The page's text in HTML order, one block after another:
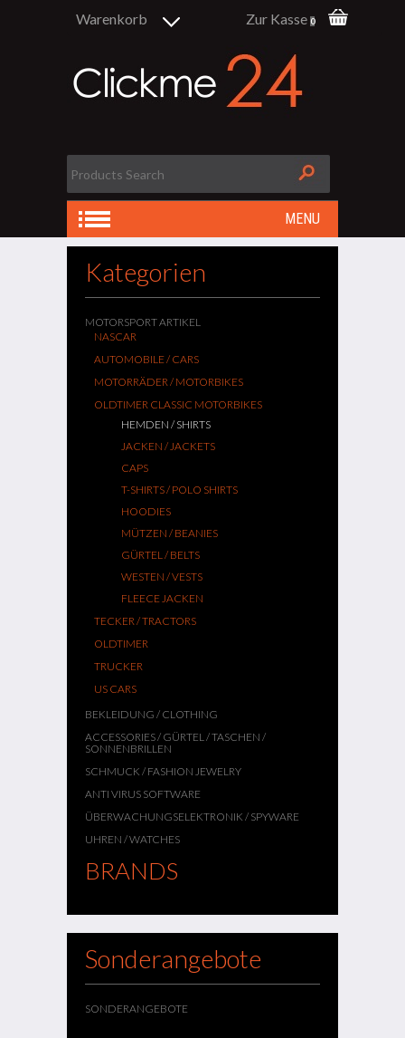
Warenkorb Zur Kasse 0
MENU
Kategorien
MOTORSPORT ARTIKEL
NASCAR
AUTOMOBILE / CARS
MOTORRÄDER / MOTORBIKES
OLDTIMER CLASSIC MOTORBIKES
HEMDEN / SHIRTS
JACKEN / JACKETS
CAPS
T-SHIRTS / POLO SHIRTS
HOODIES
MÜTZEN / BEANIES
GÜRTEL / BELTS
WESTEN / VESTS
FLEECE JACKEN
TECKER / TRACTORS
OLDTIMER
TRUCKER
US CARS
BEKLEIDUNG / CLOTHING
ACCESSORIES / GÜRTEL / TASCHEN /
SONNENBRILLEN
SCHMUCK / FASHION JEWELRY
ANTI VIRUS SOFTWARE
ÜBERWACHUNGSELEKTRONIK / SPYWARE
UHREN / WATCHES
BRANDS
Sonderangebote
SONDERANGEBOTE